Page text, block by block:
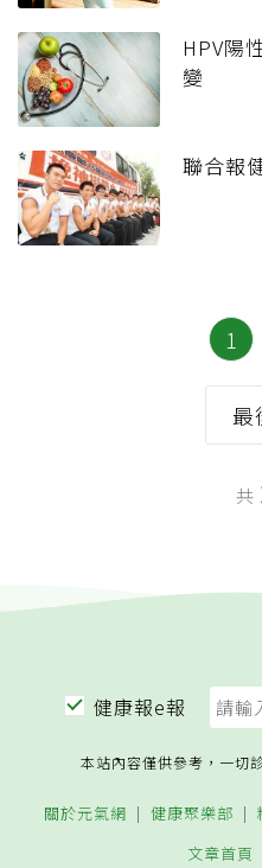
HPV陽
變
聯合報
1
最
共
健康報e報
本站內容僅供參考，一切
關於元氣網 健康聚樂部
文章首頁